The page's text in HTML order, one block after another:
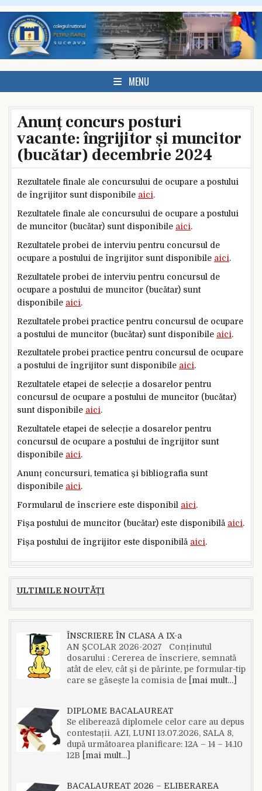
Skip to content
MENU
Anunț concurs posturi
vacante: îngrijitor și muncitor
(bucătar) decembrie 2024
Rezultatele finale ale concursului de ocupare a postului
de îngrijitor sunt disponibile aici.
Rezultatele finale ale concursului de ocupare a postului
de muncitor (bucătar) sunt disponibile aici.
Rezultatele probei de interviu pentru concursul de
ocupare a postului de îngrijitor sunt disponibile aici.
Rezultatele probei de interviu pentru concursul de
ocupare a postului de muncitor (bucătar) sunt
disponibile aici.
Rezultatele probei practice pentru concursul de ocupare
a postului de muncitor (bucătar) sunt disponibile aici.
Rezultatele probei practice pentru concursul de ocupare
a postului de îngrijitor sunt disponibile aici.
Rezultatele etapei de selecție a dosarelor pentru
concursul de ocupare a postului de muncitor (bucătar)
sunt disponibile aici.
Rezultatele etapei de selecție a dosarelor pentru
concursul de ocupare a postului de îngrijitor sunt
disponibile aici.
Anunț concursuri, tematica și bibliografia sunt
disponibile aici.
Formularul de înscriere este disponibil aici.
Fișa postului de muncitor (bucătar) este disponibilă aici.
Fișa postului de îngrijitor este disponibilă aici.
ULTIMILE NOUTĂȚI
ÎNSCRIERE ÎN CLASA A IX-a
AN ȘCOLAR 2026-2027 Conținutul
dosarului : Cererea de înscriere, semnată
atât de elev, cât și de părinte, pe formular-tip
care se găsește la comisia de
[mai mult…]
DIPLOME BACALAUREAT
Se eliberează diplomele celor care au depus
contestații. AZI, LUNI 13.07.2026, SALA 8,
după următoarea planificare: 12A – 14 – 14.10
12B
[mai mult…]
BACALAUREAT 2026 – ELIBERAREA